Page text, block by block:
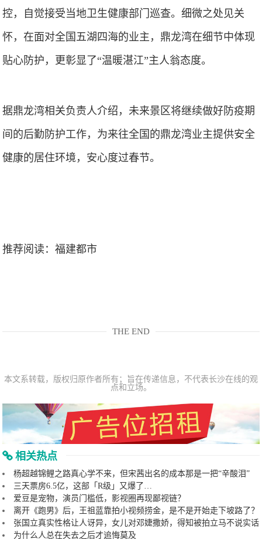
控，自觉接受当地卫生健康部门巡查。细微之处见关
怀，在面对全国五湖四海的业主，鼎龙湾在细节中体现
贴心防护，更彰显了“温暖湛江”主人翁态度。
据鼎龙湾相关负责人介绍，未来景区将继续做好防疫期
间的后勤防护工作，为来往全国的鼎龙湾业主提供安全
健康的居住环境，安心度过春节。
推荐阅读：福建都市
THE END
本文系转载，版权归原作者所有；旨在传递信息，不代表长沙在线的观
点和立场。
相关热点
杨超越锦鲤之路真心学不来，但宋茜出名的成本那是一把“辛酸泪”
三天票房6.5亿，这部「R级」又爆了…
爱豆是宠物，演员门槛低，影视圈再现鄙视链？
离开《跑男》后，王祖蓝靠拍小视频捞金，是不是开始走下坡路了？
张国立真实性格让人讶异，女儿对邓婕撒娇，得知被拍立马不说实话
为什么人总在失去之后才追悔莫及